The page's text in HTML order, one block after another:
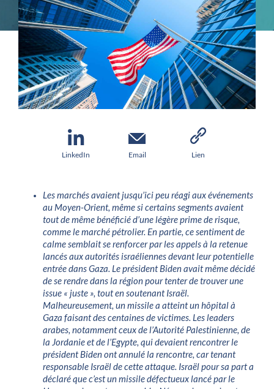
LinkedIn Email Lien
Les marchés avaient jusqu’ici peu réagi aux événements
au Moyen-Orient, même si certains segments avaient
tout de même bénéficié d’une légère prime de risque,
comme le marché pétrolier. En partie, ce sentiment de
calme semblait se renforcer par les appels à la retenue
lancés aux autorités israéliennes devant leur potentielle
entrée dans Gaza. Le président Biden avait même décidé
de se rendre dans la région pour tenter de trouver une
issue « juste », tout en soutenant Israël.
Malheureusement, un missile a atteint un hôpital à
Gaza faisant des centaines de victimes. Les leaders
arabes, notamment ceux de l’Autorité Palestinienne, de
la Jordanie et de l’Egypte, qui devaient rencontrer le
président Biden ont annulé la rencontre, car tenant
responsable Israël de cette attaque. Israël pour sa part a
déclaré que c’est un missile défectueux lancé par le